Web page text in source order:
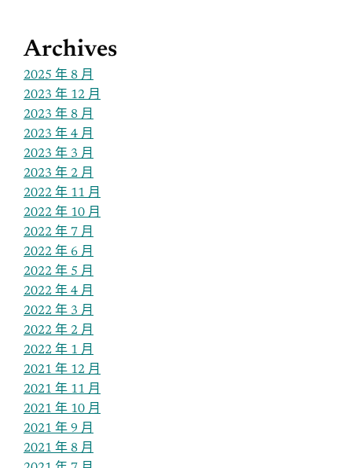
Archives
2025 年 8 月
2023 年 12 月
2023 年 8 月
2023 年 4 月
2023 年 3 月
2023 年 2 月
2022 年 11 月
2022 年 10 月
2022 年 7 月
2022 年 6 月
2022 年 5 月
2022 年 4 月
2022 年 3 月
2022 年 2 月
2022 年 1 月
2021 年 12 月
2021 年 11 月
2021 年 10 月
2021 年 9 月
2021 年 8 月